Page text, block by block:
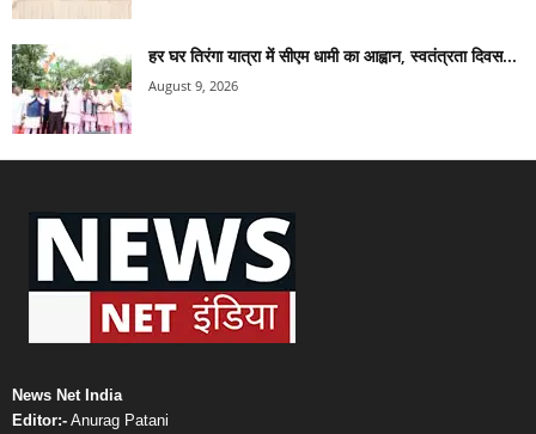
हर घर तिरंगा यात्रा में सीएम धामी का आह्वान, स्वतंत्रता दिवस...
August 9, 2026
News Net India
Editor:- Anurag Patani